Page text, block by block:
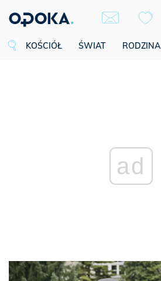
KOŚCIÓŁ ŚWIAT RODZINA
ad